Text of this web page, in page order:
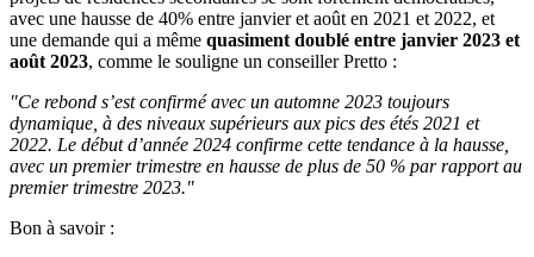
avec une hausse de 40% entre janvier et août en 2021 et 2022, et
une demande qui a même quasiment doublé entre janvier 2023 et
août 2023, comme le souligne un conseiller Pretto :
"Ce rebond s’est confirmé avec un automne 2023 toujours
dynamique, à des niveaux supérieurs aux pics des étés 2021 et
2022. Le début d’année 2024 confirme cette tendance à la hausse,
avec un premier trimestre en hausse de plus de 50 % par rapport au
premier trimestre 2023."
Bon à savoir :